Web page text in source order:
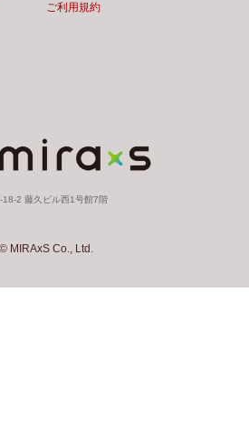
ご利用規約
2 藤久ビル西1号館7階
© MIRAxS Co., Ltd.